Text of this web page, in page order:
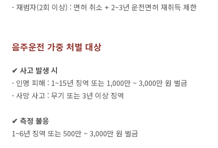
- 재범자(2회 이상) : 면허 취소 + 2~3년 운전면허 재취득 제한
음주운전 가중 처벌 대상
✔ 사고 발생 시
- 인명 피해 : 1~15년 징역 또는 1,000만 ~ 3,000만 원 벌금
- 사망 사고 : 무기 또는 3년 이상 징역
✔ 측정 불응
1~6년 징역 또는 500만 ~ 3,000만 원 벌금